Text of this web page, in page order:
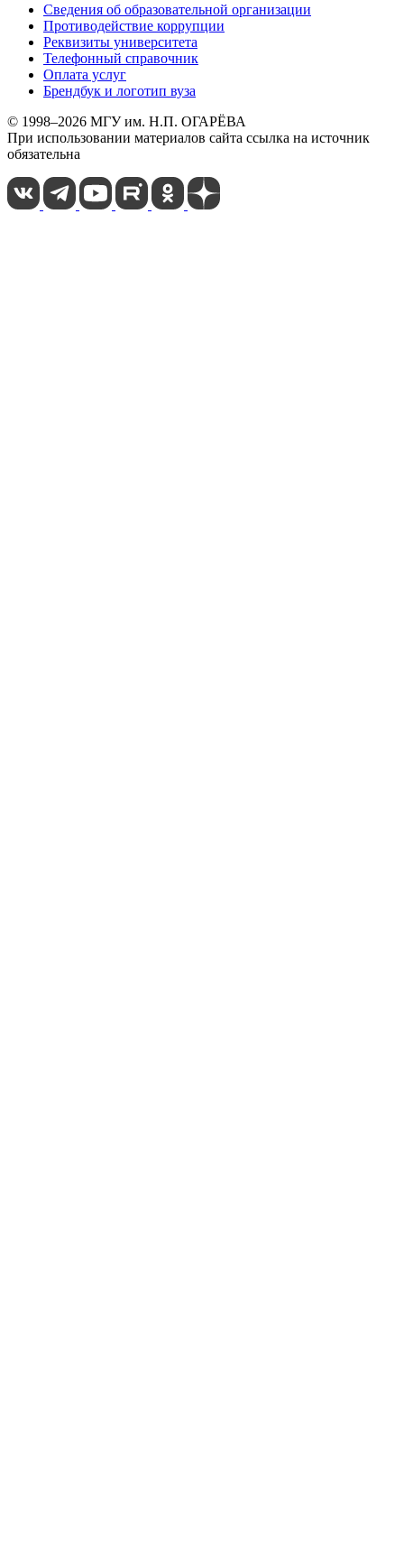
Сведения об образовательной организации
Противодействие коррупции
Реквизиты университета
Телефонный справочник
Оплата услуг
Брендбук и логотип вуза
© 1998–2026 МГУ им. Н.П. ОГАРЁВА
При использовании материалов сайта ссылка на источник
обязательна